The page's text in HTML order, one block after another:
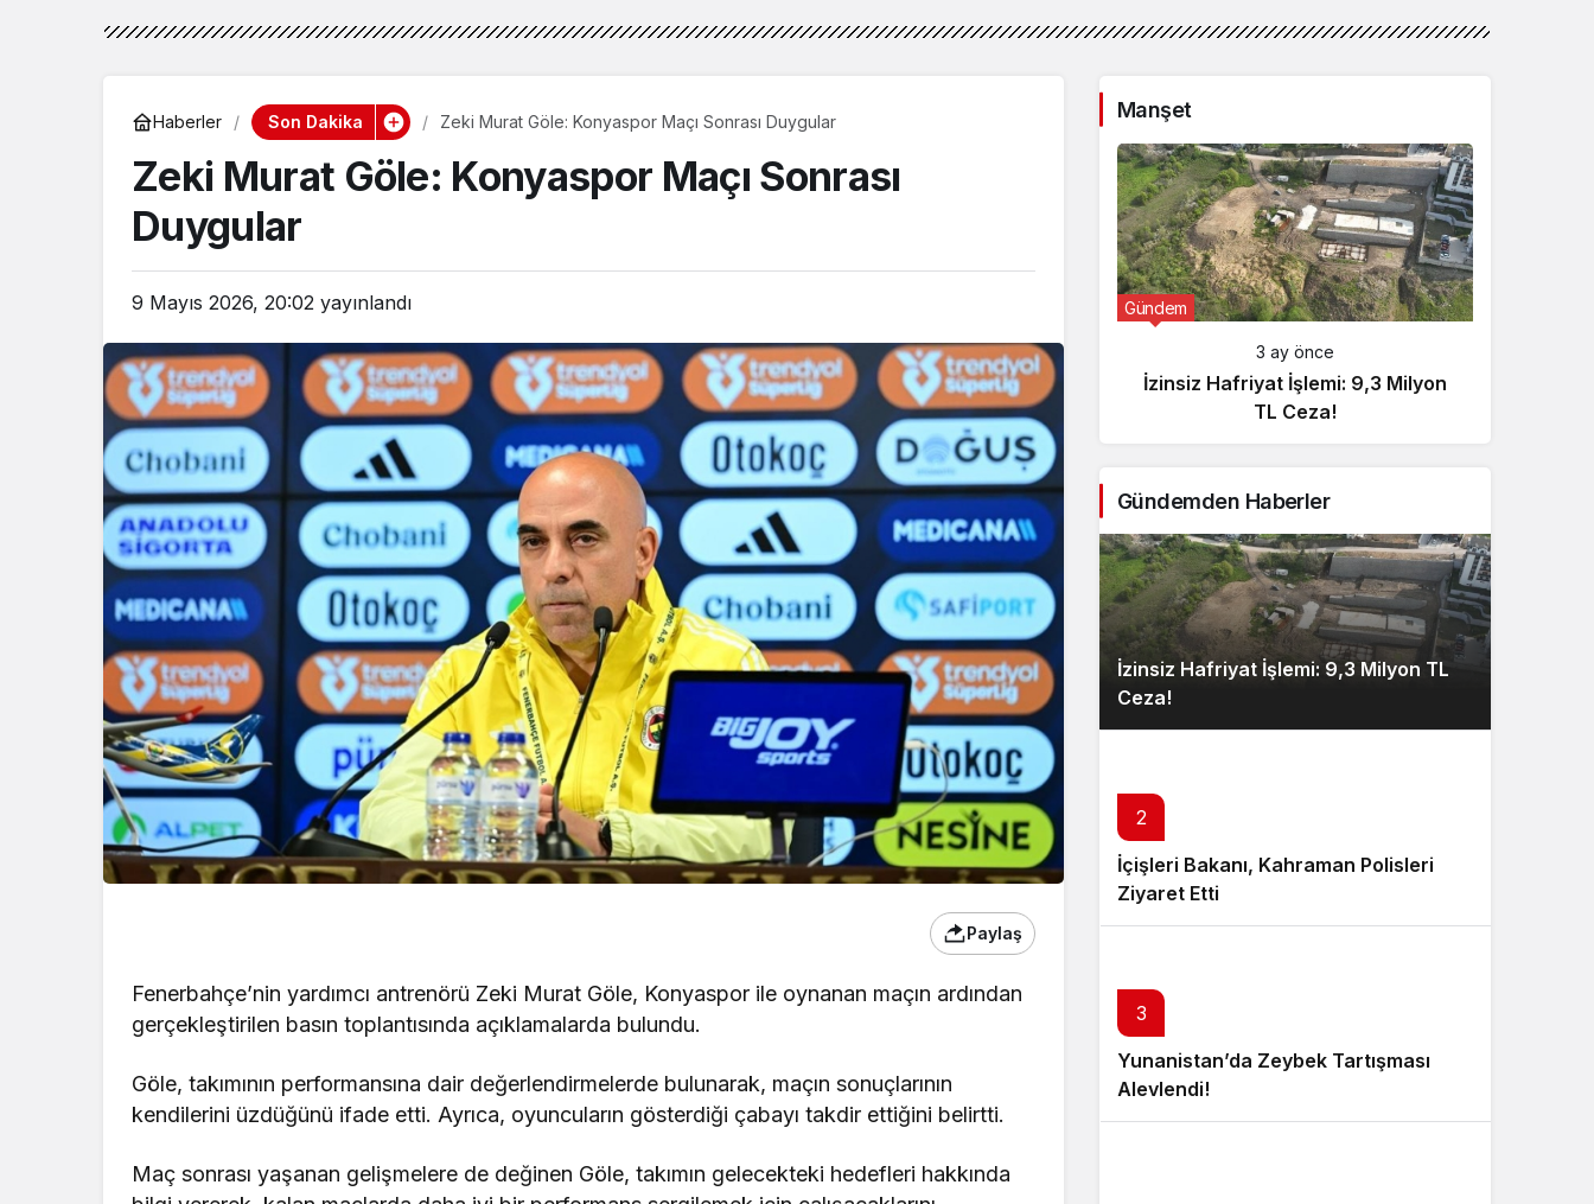
Haberler Son Dakika Zeki Murat Göle: Konyaspor Maçı Sonrası Duygular
Zeki Murat Göle: Konyaspor Maçı Sonrası
Duygular
9 Mayıs 2026, 20:02 yayınlandı
Paylaş
Fenerbahçe’nin yardımcı antrenörü Zeki Murat Göle, Konyaspor ile oynanan maçın ardından
gerçekleştirilen basın toplantısında açıklamalarda bulundu.
Göle, takımının performansına dair değerlendirmelerde bulunarak, maçın sonuçlarının
kendilerini üzdüğünü ifade etti. Ayrıca, oyuncuların gösterdiği çabayı takdir ettiğini belirtti.
Maç sonrası yaşanan gelişmelere de değinen Göle, takımın gelecekteki hedefleri hakkında
Manşet
Gündem
3 ay önce
İzinsiz Hafriyat İşlemi: 9,3 Milyon
TL Ceza!
Gündemden Haberler
İzinsiz Hafriyat İşlemi: 9,3 Milyon TL
Ceza!
2
İçişleri Bakanı, Kahraman Polisleri
Ziyaret Etti
3
Yunanistan’da Zeybek Tartışması
Alevlendi!